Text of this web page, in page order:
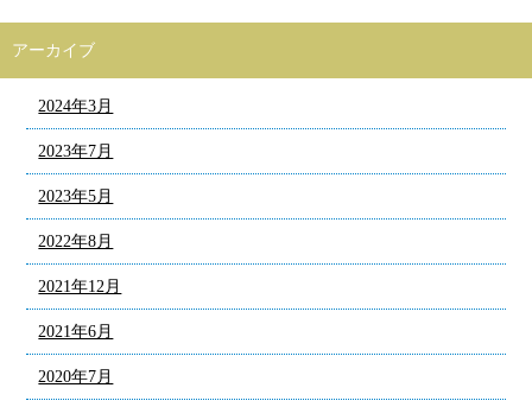
アーカイブ
2024年3月
2023年7月
2023年5月
2022年8月
2021年12月
2021年6月
2020年7月